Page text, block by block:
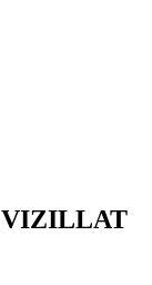
VIZILLAT